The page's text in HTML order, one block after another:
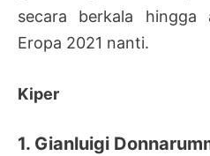
secara berkala hingga
Eropa 2021 nanti.
Kiper
1. Gianluigi